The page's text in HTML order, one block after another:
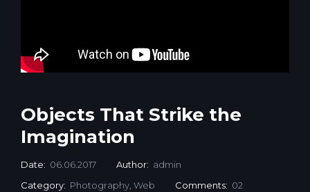
Objects That Strike the
Imagination
Date: 06.06.2017 Author: admin
Category: Photography, Web Comments: 02